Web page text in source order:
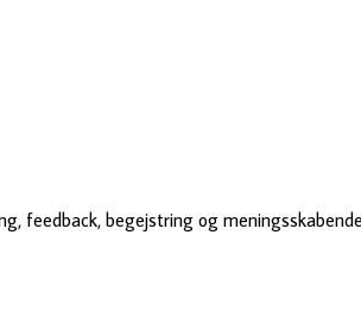
feedback, begejstring og